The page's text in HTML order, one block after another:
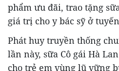
phẩm ưu đãi, trao tặng
giá trị cho y bác sỹ ở
Phát huy truyền thống
lần này, sữa Cô gái Hà
cho trẻ em vùng lũ vững